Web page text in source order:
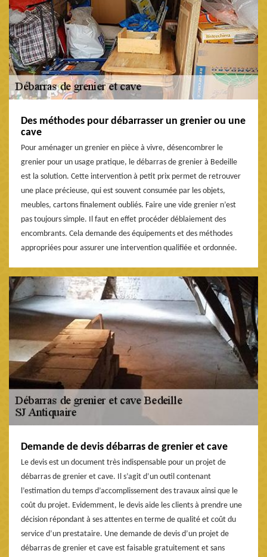
Des méthodes pour débarrasser un grenier ou une
cave
Pour aménager un grenier en pièce à vivre, désencombrer le
grenier pour un usage pratique, le débarras de grenier à Bedeille
est la solution. Cette intervention à petit prix permet de retrouver
une place précieuse, qui est souvent consumée par les objets,
meubles, cartons finalement oubliés. Faire une vide grenier n’est
pas toujours simple. Il faut en effet procéder déblaiement des
encombrants. Cela demande des équipements et des méthodes
appropriées pour assurer une intervention qualifiée et ordonnée.
Demande de devis débarras de grenier et cave
Le devis est un document très indispensable pour un projet de
débarras de grenier et cave. Il s’agit d’un outil contenant
l’estimation du temps d’accomplissement des travaux ainsi que le
coût du projet. Evidemment, le devis aide les clients à prendre une
décision répondant à ses attentes en terme de qualité et coût du
service d’un prestataire. Une demande de devis d’un projet de
débarras de grenier et cave est faisable gratuitement et sans